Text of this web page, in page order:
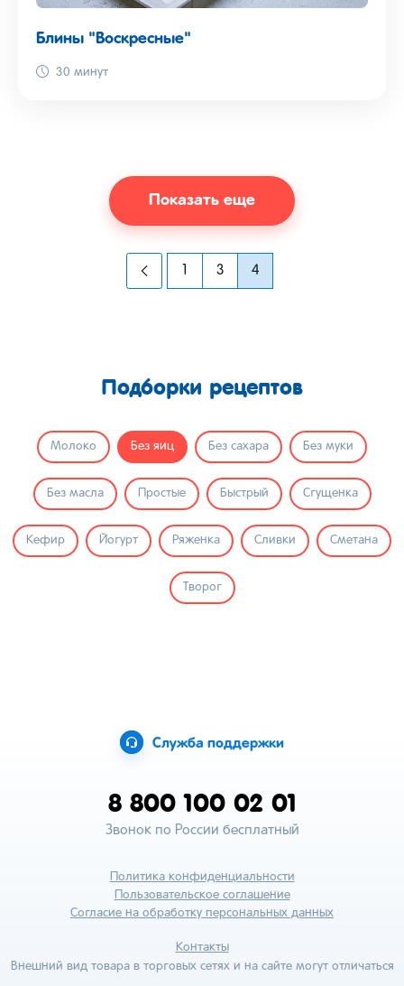
Блины "Воскресные"
30 минут
Показать еще
1 3 4
Подборки рецептов
Молоко Без яиц Без сахара Без муки
Без масла Простые Быстрый Сгущенка
Кефир Йогурт Ряженка Сливки Сметана
Творог
Служба поддержки
8 800 100 02 01
Звонок по России бесплатный
Политика конфиденциальности
Пользовательское соглашение
Согласие на обработку персональных данных
Контакты
Внешний вид товара в торговых сетях и на сайте могут отличаться